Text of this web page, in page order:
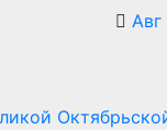
Авг